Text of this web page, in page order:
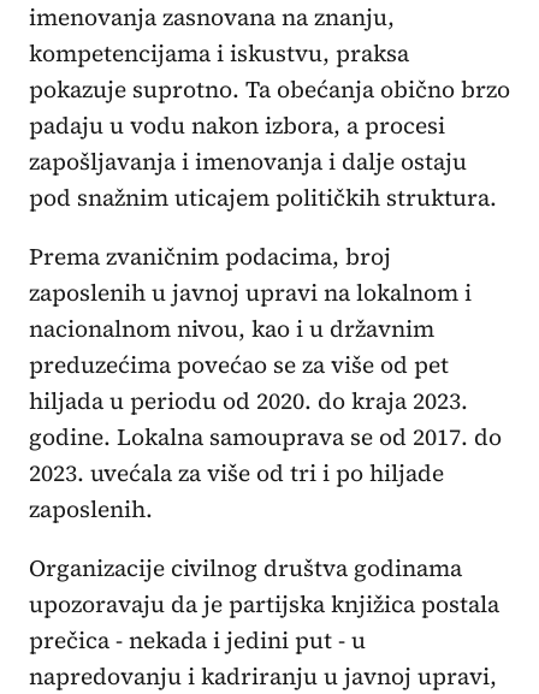
imenovanja zasnovana na znanju,
kompetencijama i iskustvu, praksa
pokazuje suprotno. Ta obećanja obično brzo
padaju u vodu nakon izbora, a procesi
zapošljavanja i imenovanja i dalje ostaju
pod snažnim uticajem političkih struktura.
Prema zvaničnim podacima, broj
zaposlenih u javnoj upravi na lokalnom i
nacionalnom nivou, kao i u državnim
preduzećima povećao se za više od pet
hiljada u periodu od 2020. do kraja 2023.
godine. Lokalna samouprava se od 2017. do
2023. uvećala za više od tri i po hiljade
zaposlenih.
Organizacije civilnog društva godinama
upozoravaju da je partijska knjižica postala
prečica - nekada i jedini put - u
napredovanju i kadriranju u javnoj upravi,